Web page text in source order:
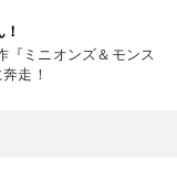
『ミニオンズ＆モンス
走！